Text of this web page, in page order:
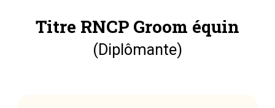
Titre RNCP Groom équin
(Diplômante)